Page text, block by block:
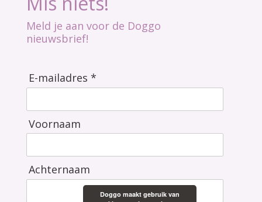
Meld je aan voor de Doggo
nieuwsbrief!
E-mailadres *
Voornaam
Achternaam
Doggo maakt gebruik van